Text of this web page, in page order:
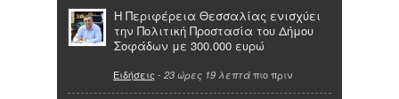
Η Περιφέρεια Θεσσαλίας ενισχύει
την Πολιτική Προστασία του Δήμου
Σοφάδων με 300.000 ευρώ
Ειδήσεις - 23 ώρες 19 λεπτά πιο πριν